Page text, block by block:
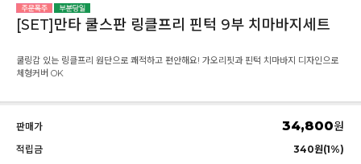
[SET]만타 쿨스판 링클프리 핀턱 9부 치마바지세트
쿨링감 있는 링클프리 원단으로 쾌적하고 편안해요! 가오리핏과 핀턱 치마바지 디자인으로
체형커버 OK
판매가 34,800원
적립금
340원(1%)